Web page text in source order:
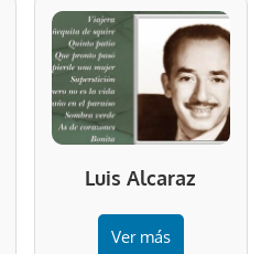
Luis Alcaraz
Ver más